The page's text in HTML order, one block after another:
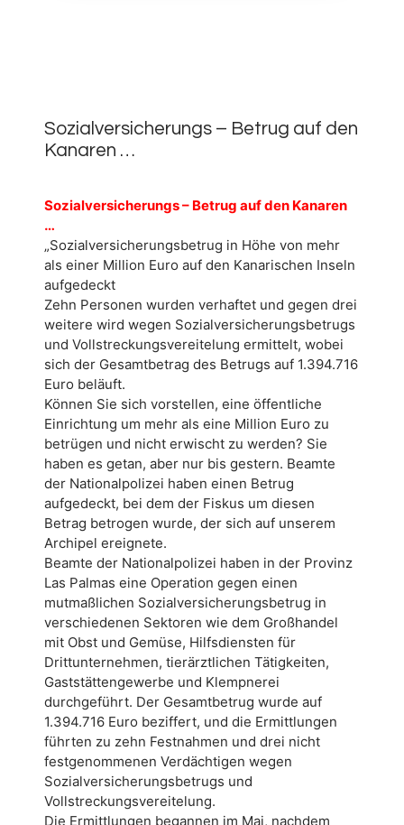
Sozialversicherungs – Betrug auf den
Kanaren …
Sozialversicherungs – Betrug auf den Kanaren
…
„Sozialversicherungsbetrug in Höhe von mehr
als einer Million Euro auf den Kanarischen Inseln
aufgedeckt
Zehn Personen wurden verhaftet und gegen drei
weitere wird wegen Sozialversicherungsbetrugs
und Vollstreckungsvereitelung ermittelt, wobei
sich der Gesamtbetrag des Betrugs auf 1.394.716
Euro beläuft.
Können Sie sich vorstellen, eine öffentliche
Einrichtung um mehr als eine Million Euro zu
betrügen und nicht erwischt zu werden? Sie
haben es getan, aber nur bis gestern. Beamte
der Nationalpolizei haben einen Betrug
aufgedeckt, bei dem der Fiskus um diesen
Betrag betrogen wurde, der sich auf unserem
Archipel ereignete.
Beamte der Nationalpolizei haben in der Provinz
Las Palmas eine Operation gegen einen
mutmaßlichen Sozialversicherungsbetrug in
verschiedenen Sektoren wie dem Großhandel
mit Obst und Gemüse, Hilfsdiensten für
Drittunternehmen, tierärztlichen Tätigkeiten,
Gaststättengewerbe und Klempnerei
durchgeführt. Der Gesamtbetrug wurde auf
1.394.716 Euro beziffert, und die Ermittlungen
führten zu zehn Festnahmen und drei nicht
festgenommenen Verdächtigen wegen
Sozialversicherungsbetrugs und
Vollstreckungsvereitelung.
Die Ermittlungen begannen im Mai, nachdem